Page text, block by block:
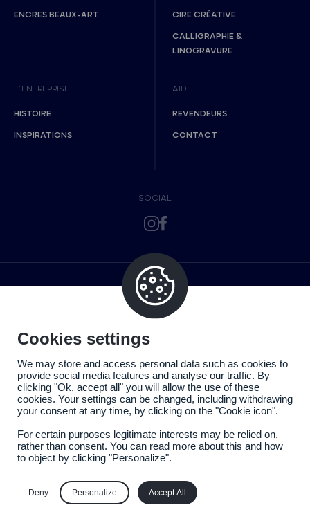
ENCRES BEAUX-ART CIRE CRÉATIVE
CALLIGRAPHIE &
LINOGRAVURE
L’ENTREPRISE
HISTOIRE
INSPIRATIONS
AIDE
REVENDEURS
CONTACT
SOCIAL
Cookies settings
We may store and access personal data such as cookies to
provide social media features and analyse our traffic. By
clicking "Ok, accept all" you will allow the use of these
cookies. Your settings can be changed, including withdrawing
your consent at any time, by clicking on the "Cookie icon".
For certain purposes legitimate interests may be relied on,
rather than consent. You can read more about this and how
to object by clicking "Personalize".
Deny Personalize Accept All